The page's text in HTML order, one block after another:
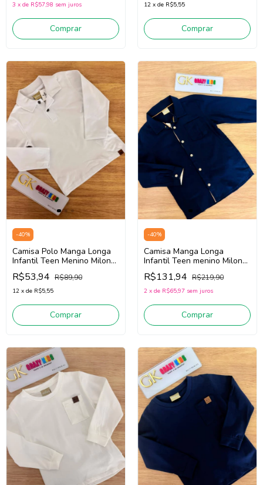
3 x de R$57,98 sem juros
Comprar
12 x de R$5,55
Comprar
-40%
Camisa Polo Manga Longa
Infantil Teen Menino Milon
2000993 (Branco)
R$53,94 R$89,90
12 x de R$5,55
Comprar
-40%
Camisa Manga Longa
Infantil Teen menino Milon
2001587 (Marinho)
R$131,94 R$219,90
2 x de R$65,97 sem juros
Comprar